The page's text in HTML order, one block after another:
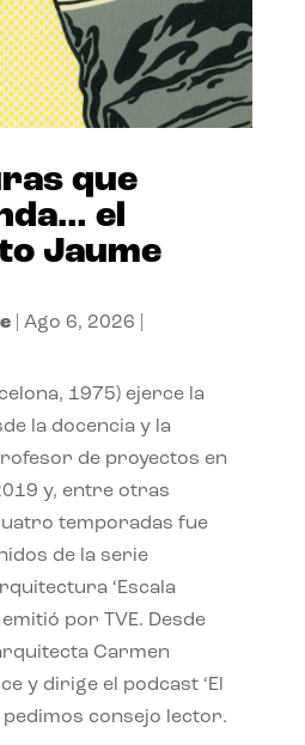
que
el
Jaume
| Ago 6, 2026
1975) ejerce la
la docencia y la
de proyectos en
y, entre otras
temporadas fue
de la serie
‘Escala
emitió por TVE. Desde
Carmen
y dirige el podcast ‘El
pedimos consejo lector.